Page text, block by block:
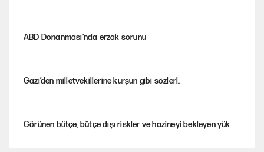
ABD Donanması’nda erzak sorunu
Gazi’den milletvekillerine kurşun gibi sözler!..
Görünen bütçe, bütçe dışı riskler ve hazineyi bekleyen yük